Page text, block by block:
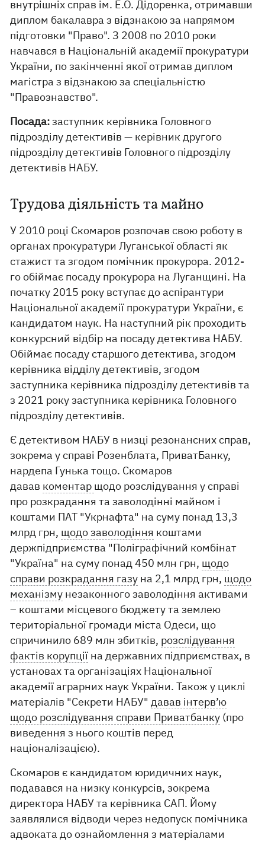
внутрішніх справ ім. Е.О. Дідоренка, отримавши
диплом бакалавра з відзнакою за напрямом
підготовки "Право". З 2008 по 2010 роки
навчався в Національній академії прокуратури
України, по закінченні якої отримав диплом
магістра з відзнакою за спеціальністю
"Правознавство".
Посада:заступник керівника Головного
підрозділу детективів — керівник другого
підрозділу детективів Головного підрозділу
детективів НАБУ.
Трудова діяльність та майно
У 2010 році Скомаров розпочав свою роботу в
органах прокуратури Луганської області як
стажист та згодом помічник прокурора. 2012-
го обіймає посаду прокурора на Луганщині. На
початку 2015 року вступає до аспірантури
Національної академії прокуратури України, є
кандидатом наук. На наступний рік проходить
конкурсний відбір на посаду детектива НАБУ.
Обіймає посаду старшого детектива, згодом
керівника відділу детективів, згодом
заступника керівника підрозділу детективів та
з 2021 року заступника керівника Головного
підрозділу детективів.
Є детективом НАБУ в низці резонансних справ,
зокрема у справі Розенблата, ПриватБанку,
нардепа Гунька тощо. Скомаров
давав коментар щодо розслідування у справі
про розкрадання та заволодінні майном і
коштами ПАТ "Укрнафта" на суму понад 13,3
млрд грн, щодо заволодіння коштами
держпідприємства "Поліграфічний комбінат
"Україна" на суму понад 450 млн грн, щодо
справи розкрадання газу на 2,1 млрд грн, щодо
механізму незаконного заволодіння активами
– коштами місцевого бюджету та землею
територіальної громади міста Одеси, що
спричинило 689 млн збитків, розслідування
фактів корупції на державних підприємствах, в
установах та організаціях Національної
академії аграрних наук України. Також у циклі
матеріалів "Секрети НАБУ"давав інтерв’ю
щодо розслідування справи Приватбанку (про
виведення з нього коштів перед
націоналізацією).
Скомаров є кандидатом юридичних наук,
подавався на низку конкурсів, зокрема
директора НАБУ та керівника САП. Йому
заявлялися відводи через недопуск помічника
адвоката до ознайомлення з матеріалами